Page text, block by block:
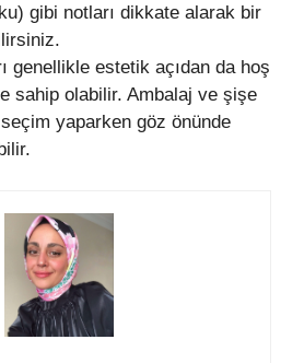
gibi notları dikkate alarak bir
genellikle estetik açıdan da hoş
sahip olabilir. Ambalaj ve şişe
seçim yaparken göz önünde